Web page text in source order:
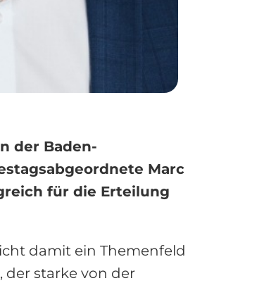
der Baden-
Marc
für die Erteilung
damit ein Themenfeld
der starke von der